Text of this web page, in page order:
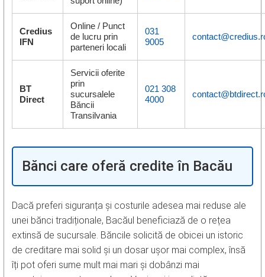
Credius
IFN
Online / Punct
de lucru prin
parteneri locali
031
9005
BT
Direct
Servicii oferite
prin
sucursalele
Băncii
Transilvania
021 308
4000
Bănci care oferă credite în Bacău
Dacă preferi siguranța și costurile adesea mai reduse ale
unei bănci tradiționale, Bacăul beneficiază de o rețea
extinsă de sucursale. Băncile solicită de obicei un istoric
de creditare mai solid și un dosar ușor mai complex, însă
îți pot oferi sume mult mai mari și dobânzi mai